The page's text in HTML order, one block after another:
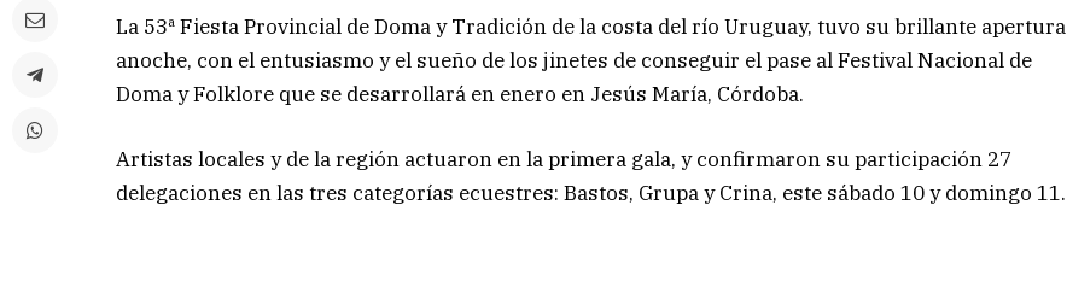
La 53ª Fiesta Provincial de Doma y Tradición de la costa del río Uruguay, tuvo su brillante apertura
anoche, con el entusiasmo y el sueño de los jinetes de conseguir el pase al Festival Nacional de
Doma y Folklore que se desarrollará en enero en Jesús María, Córdoba.
Artistas locales y de la región actuaron en la primera gala, y confirmaron su participación 27
delegaciones en las tres categorías ecuestres: Bastos, Grupa y Crina, este sábado 10 y domingo 11.